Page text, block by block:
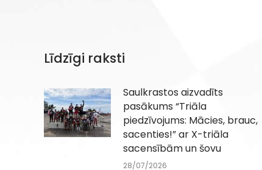
Līdzīgi raksti
Saulkrastos aizvadīts
pasākums “Triāla
piedzīvojums: Mācies, brauc,
sacenties!” ar X-triāla
sacensībām un šovu
28/07/2026